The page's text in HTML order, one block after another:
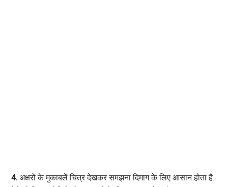
4.अक्षरों के मुकाबलें चित्र देखकर समझना दिमाग के लिए आसान होता है.